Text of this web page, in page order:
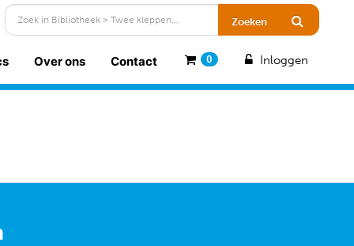
Over ons Contact 0 Inloggen